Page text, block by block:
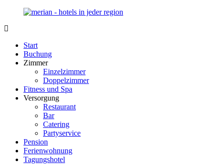
Zurück
Inhalt
Hotel.de
Portal
Hotels,
Unterkunft
Reisen
Deutschland
Start
Buchung
Zimmer
Einzelzimmer
Doppelzimmer
Fitness und Spa
Versorgung
Restaurant
Bar
Catering
Partyservice
Pension
Ferienwohnung
Tagungshotel